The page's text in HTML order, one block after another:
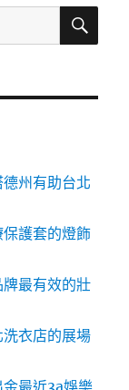
搜
州有助台北
護套的燈飾
最有效的壯
衣店的展場